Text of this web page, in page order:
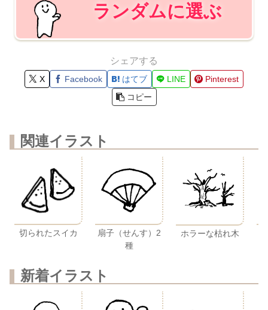
ランダムに選ぶ
シェアする
X Facebook はてブ LINE
Pinterest
コピー
関連イラスト
切られたスイカ
扇子（せんす）2
種
ホラーな枯れ木
新着イラスト